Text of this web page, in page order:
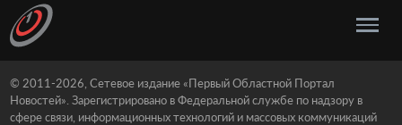
© 2011-2026, Сетевое издание «Первый Областной Портал
Новостей». Зарегистрировано в Федеральной службе по надзору в
сфере связи, информационных технологий и массовых коммуникаций